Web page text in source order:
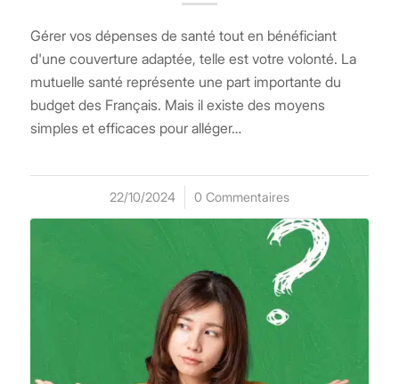
Gérer vos dépenses de santé tout en bénéficiant
d'une couverture adaptée, telle est votre volonté. La
mutuelle santé représente une part importante du
budget des Français. Mais il existe des moyens
simples et efficaces pour alléger…
22/10/2024
/ 0 Commentaires